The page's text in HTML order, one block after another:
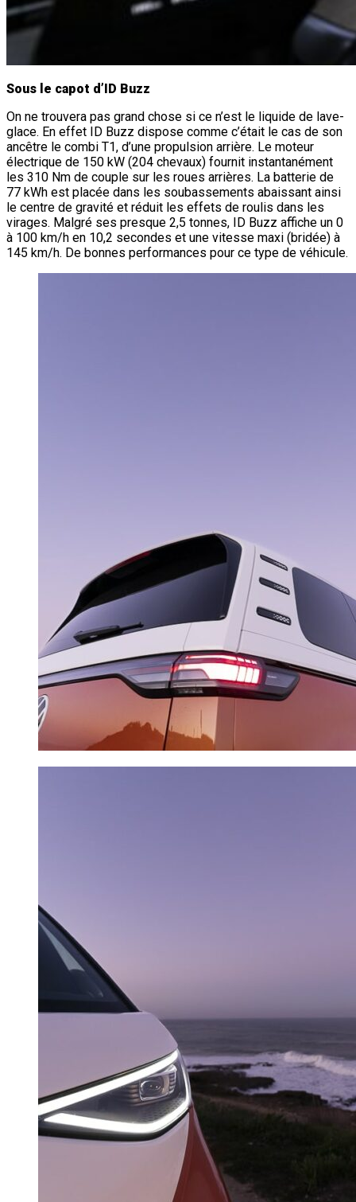
Sous le capot d’ID Buzz
On ne trouvera pas grand chose si ce n’est le liquide de lave-
glace. En effet ID Buzz dispose comme c’était le cas de son
ancêtre le combi T1, d’une propulsion arrière. Le moteur
électrique de 150 kW (204 chevaux) fournit instantanément
les 310 Nm de couple sur les roues arrières. La batterie de
77 kWh est placée dans les soubassements abaissant ainsi
le centre de gravité et réduit les effets de roulis dans les
virages. Malgré ses presque 2,5 tonnes, ID Buzz affiche un 0
à 100 km/h en 10,2 secondes et une vitesse maxi (bridée) à
145 km/h. De bonnes performances pour ce type de véhicule.